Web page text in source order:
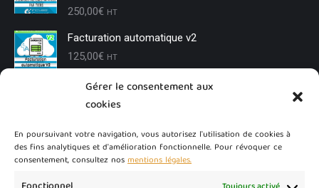
Gérer le consentement aux
cookies
En poursuivant votre navigation, vous autorisez l'utilisation de cookies à
des fins analytiques et d'amélioration fonctionnelle. Pour révoquer ce
consentement, consultez nosmentions légales.
250,00€ HT
Facturation automatique v2
125,00€ HT
Changement de tiers
Conditions Générales de Vente (CGV)